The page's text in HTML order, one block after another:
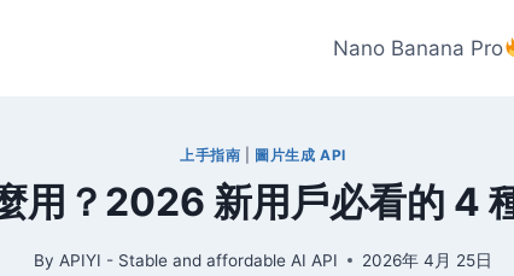
Nano Banana Pro
上手指南 圖片生成 API
用？2026 新用戶必看的 4
By APIYI - Stable and affordable AI API 2026年 4月 25日